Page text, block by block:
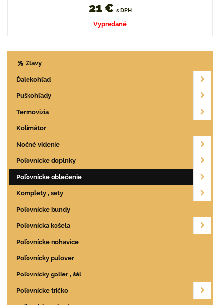
21 € s DPH
Vypredané
Zľavy
Ďalekohľad
Puškohľady
Termovizia
Kolimátor
Nočné videnie
Poľovnícke doplnky
Poľovnícke oblečenie
Komplety , sety
Poľovnícke bundy
Poľovnícka košela
Poľovnícke nohavice
Poľovnícky pulover
Poľovnícky golier , šál
Poľovnícke tričko